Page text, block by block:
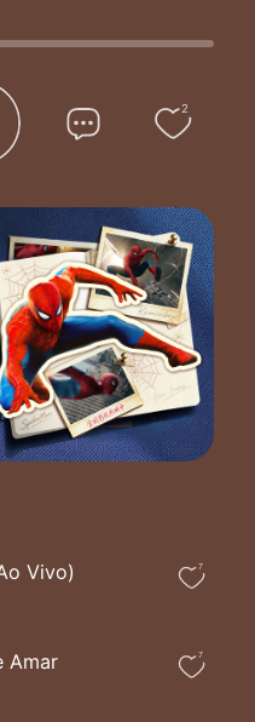
Meus olhos só verão que tudo poderá mudar
Quero ter você bem mais que perto
aberto
Tudo que passei antes de te encontrar
Pego sua mão e peço pra me escutar
2
Vivo) 7
Amar 7